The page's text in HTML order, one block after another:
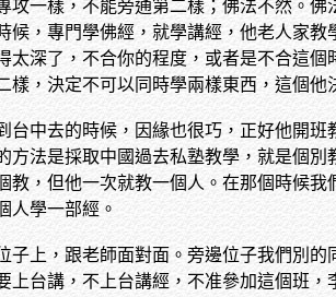
攻一樣，不能旁通第二樣；佛法不然。
候，專門學佛經，就學講經，他老人家
太深了，不合你的程度，或者是不合這
樣，決定不可以同時學兩樣東西，這個
台中去的時候，因緣也很巧，正好他開
方法是採取中國過去私塾教學，就是個
教，但他一次就教一個人。在那個時候
人學一部經。
子上，跟老師面對面。旁邊位子我們別
上台講，不上台講經，不准參加這個班